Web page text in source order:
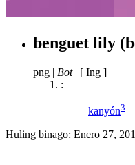
benguet lily
png | Bot | [ Ing ]
:
kanyón3
Huling binago: Enero 27,